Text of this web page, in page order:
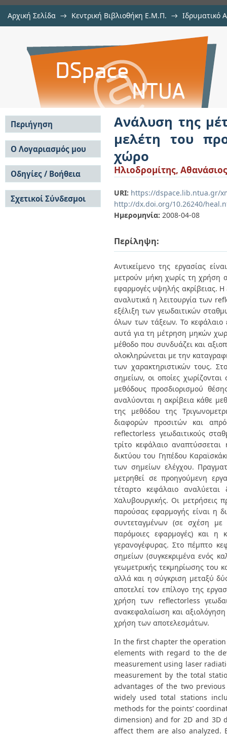
Αρχική Σελίδα → Κεντρική Βιβλιοθήκη Ε.Μ.Π. → Ιδρυματικό
Ανάλυση της μέτρησης
προσδιορισμού της θέσης
Ανάλυση της
μελέτη του
χώρο
Ηλιοδρομίτης,
URI: https://dspace.lib.ntua.gr/
http://dx.doi.org/10.26240/
Ημερομηνία: 2008-04-08
Περίληψη:
Αντικείμενο της εργασίας
μετρούν μήκη χωρίς τη χρήση
εφαρμογές υψηλής ακρίβειας. Η
αναλυτικά η λειτουργία των
εξέλιξη των γεωδαιτικών
όλων των τάξεων. Το κεφάλαιο
αυτά για τη μέτρηση μηκών
μέθοδο που συνδυάζει και
ολοκληρώνεται με την
των χαρακτηριστικών τους.
σημείων, οι οποίες
μεθόδους προσδιορισμού
αναλύονται η ακρίβεια κάθε
της μεθόδου της
διαφορών προσιτών και
reflectorless γεωδαιτικούς
τρίτο κεφάλαιο
δικτύου του Γηπέδου
των σημείων ελέγχου.
μετρηθεί σε προηγούμενη
τέταρτο κεφάλαιο
Χαλυβουργικής. Οι μετρήσεις
παρούσας εφαρμογής είναι η
συντεταγμένων (σε σχέση με
παρόμοιες εφαρμογές) και η
γερανογέφυρας. Στο πέμπτο
σημείων (συγκεκριμένα ενός
γεωμετρικής τεκμηρίωσης του
αλλά και η σύγκριση μεταξύ
αποτελεί τον επίλογο της
χρήση των reflectorless
ανακεφαλαίωση και αξιολόγηση
χρήση των αποτελεσμάτων.
In the first chapter the
elements with regard to the
measurement using laser
measurement by the total
advantages of the two
widely used total stations
methods for the points’
dimension) and for 2D and 3D
affect them are also analyzed.
Περιήγηση
Σε όλο το DSpace
Κοινότητες & Συλλογές
Ανά Ημερομηνία
Έκδοσης
Συγγραφείς
Τίτλοι
Θέματα
Ο Λογαριασμός μου
Σύνδεση
Εγγραφή
Οδηγίες / Βοήθεια
Οδηγίες Υποβολής
Οδηγίες Χρήσης ΙΑ
Συχνές Ερωτήσεις
Σχετικοί Σύνδεσμοι